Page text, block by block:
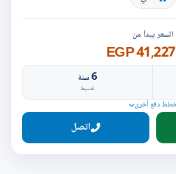
السعر يبدأ من
6سنة
تقسيط
دفع أخرى
اتصل